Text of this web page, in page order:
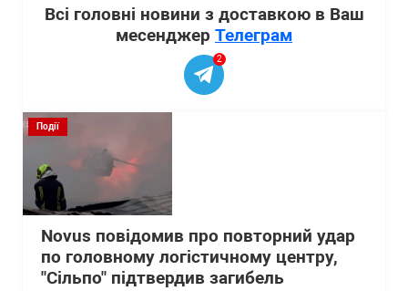
Всі головні новини з доставкою в Ваш
месенджер Телеграм
2
Події
Novus повідомив про повторний удар
по головному логістичному центру,
"Сільпо" підтвердив загибель